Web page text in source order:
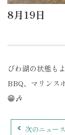
8月19日
びわ湖の状態も
BBQ、マリンス
😁🎶
次のニュース